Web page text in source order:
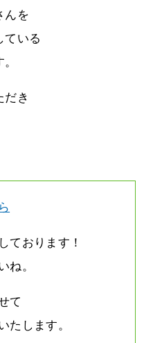
んを
ている
だき
ております！
ね。
て
たします。
所さんへニゴロ通信を持
って8～9割方雨なんです